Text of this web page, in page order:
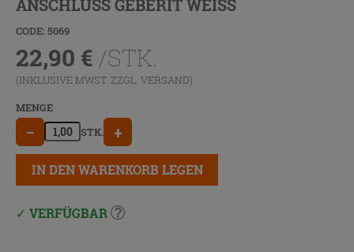
ANSCHLUSS GEBERIT WEISS
CODE: 5069
22,90 € /STK.
(INKLUSIVE MWST. ZZGL. VERSAND)
MENGE
− STK. +
IN DEN WARENKORB LEGEN
VERFÜGBAR